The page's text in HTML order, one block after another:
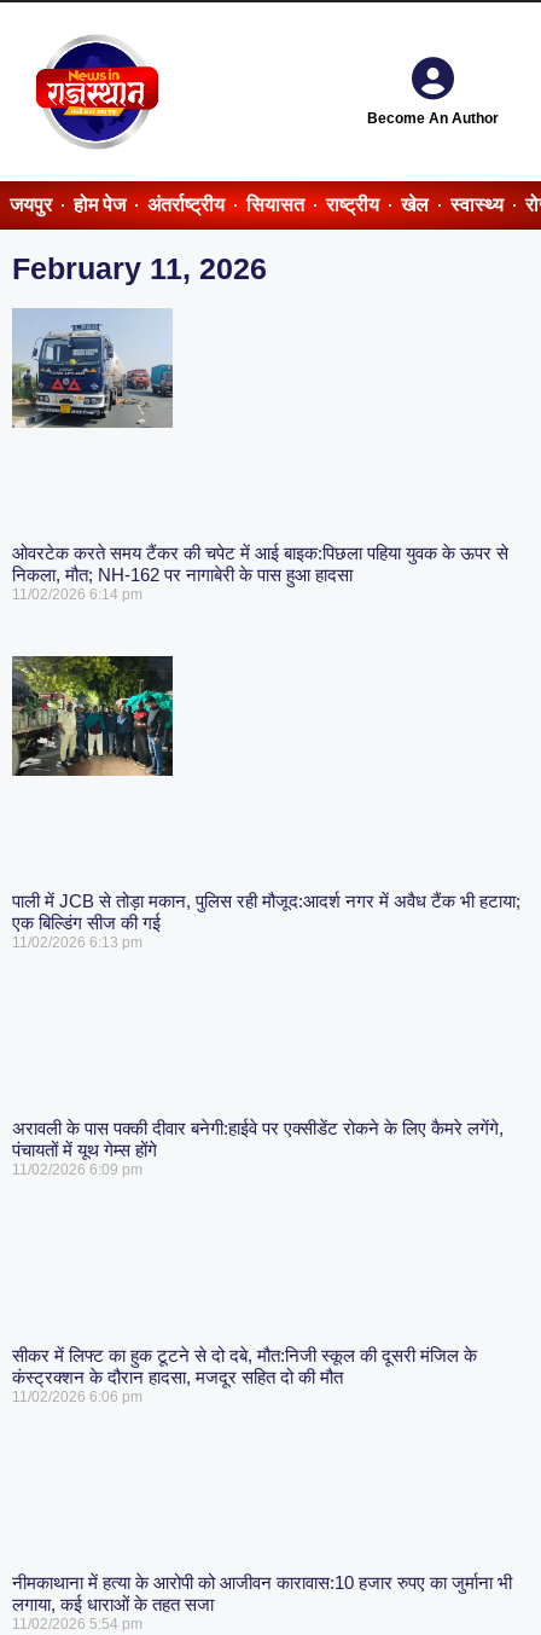
Become An Author
जयपुर होम पेज अंतर्राष्ट्रीय सियासत राष्ट्रीय खेल स्वास्थ्य
February 11, 2026
ओवरटेक करते समय टैंकर की चपेट में आई बाइक:पिछला पहिया युवक के ऊपर से
निकला, मौत; NH-162 पर नागाबेरी के पास हुआ हादसा
11/02/2026 6:14 pm
पाली में JCB से तोड़ा मकान, पुलिस रही मौजूद:आदर्श नगर में अवैध टैंक भी हटाया;
एक बिल्डिंग सीज की गई
11/02/2026 6:13 pm
अरावली के पास पक्की दीवार बनेगी:हाईवे पर एक्सीडेंट रोकने के लिए कैमरे लगेंगे,
पंचायतों में यूथ गेम्स होंगे
11/02/2026 6:09 pm
सीकर में लिफ्ट का हुक टूटने से दो दबे, मौत:निजी स्कूल की दूसरी मंजिल के
कंस्ट्रक्शन के दौरान हादसा, मजदूर सहित दो की मौत
11/02/2026 6:06 pm
नीमकाथाना में हत्या के आरोपी को आजीवन कारावास:10 हजार रुपए का जुर्माना भी
लगाया, कई धाराओं के तहत सजा
11/02/2026 5:54 pm